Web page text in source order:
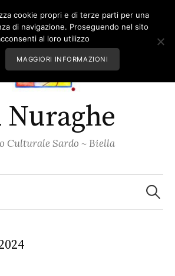
Nuraghe
Culturale Sardo ~ Biella
per:
cookie propri e di terze parti per una
di navigazione. Proseguendo nel sito
al loro utilizzo
MAGGIORI INFORMAZIONI